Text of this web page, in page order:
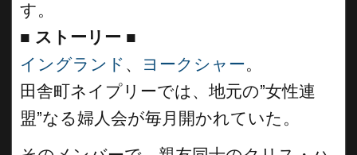
す。
■ ストーリー ■
イングランド 、 ヨークシャー。
田舎町ネイプリーでは、地元の”女性連
盟”なる婦人会が毎月開かれていた。